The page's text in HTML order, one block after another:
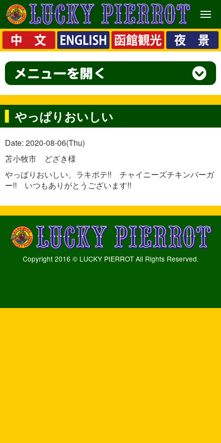
メ
ニ
ュ
ー
やっぱりおいしい
Date: 2020-08-06(Thu)
苫小牧市 どざき様
やっぱりおいしい、ラキポテ!! チャイニーズチキンバーガ
ー!! いつもありがとうございます!!
Copyright 2016 © LUCKY PIERROT All Rights Reserved.